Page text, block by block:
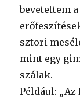
bevetettem
sztori
mint egy
szálak.
Például: